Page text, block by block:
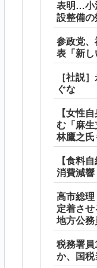
表明…小
設整備の
参政党
表「新し
［社説
ぐな
【女性
む「麻
林鷹之氏
【食料
消費減響
高市総理
定着さ
地方公務
税務署
か、国税